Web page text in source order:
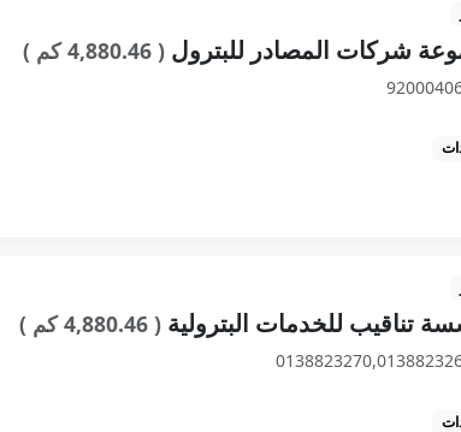
شركات المصادر للبترول ( 4,880.46 كم )
تناقيب للخدمات البترولية ( 4,880.46 كم )